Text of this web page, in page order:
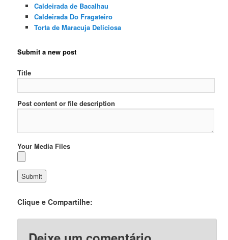
Caldeirada de Bacalhau
Caldeirada Do Fragateiro
Torta de Maracuja Deliciosa
Submit a new post
Title
Post content or file description
Your Media Files
Clique e Compartilhe: